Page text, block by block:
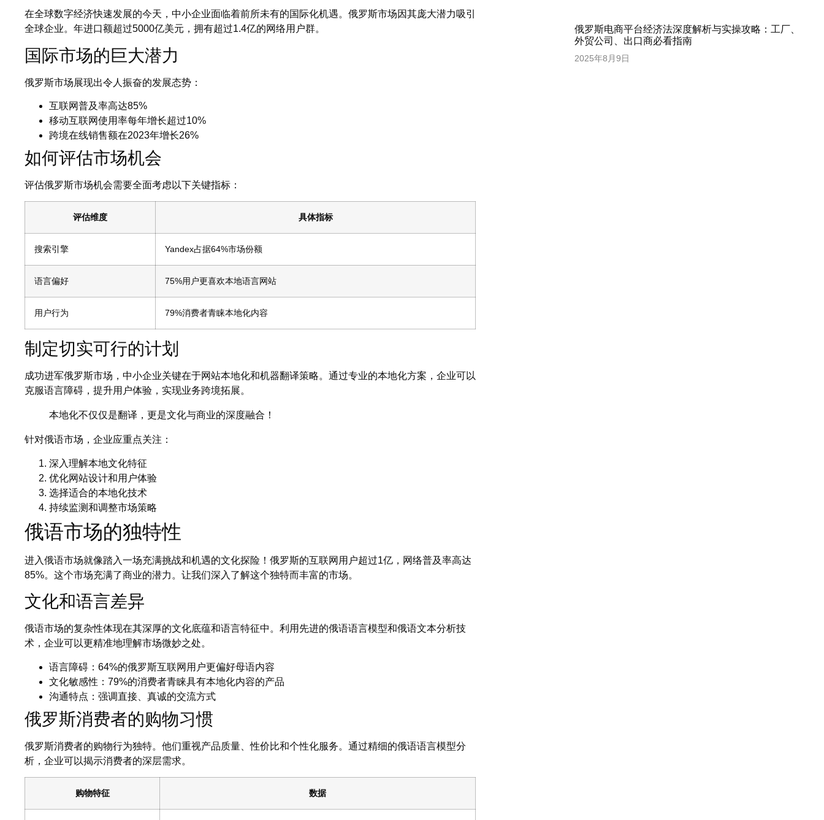
在全球数字经济快速发展的今天，中小企业面临着前所未有的国际化机遇。俄罗斯市场因其庞大潜力吸引
全球企业。年进口额超过5000亿美元，拥有超过1.4亿的网络用户群。
国际市场的巨大潜力
俄罗斯市场展现出令人振奋的发展态势：
互联网普及率高达85%
移动互联网使用率每年增长超过10%
跨境在线销售额在2023年增长26%
如何评估市场机会
评估俄罗斯市场机会需要全面考虑以下关键指标：
评估维度 具体指标
搜索引擎 Yandex占据64%市场份额
语言偏好 75%用户更喜欢本地语言网站
用户行为 79%消费者青睐本地化内容
制定切实可行的计划
成功进军俄罗斯市场，中小企业关键在于网站本地化和机器翻译策略。通过专业的本地化方案，企业可以
克服语言障碍，提升用户体验，实现业务跨境拓展。
本地化不仅仅是翻译，更是文化与商业的深度融合！
针对俄语市场，企业应重点关注：
深入理解本地文化特征
优化网站设计和用户体验
选择适合的本地化技术
持续监测和调整市场策略
俄语市场的独特性
进入俄语市场就像踏入一场充满挑战和机遇的文化探险！俄罗斯的互联网用户超过1亿，网络普及率高达
85%。这个市场充满了商业的潜力。让我们深入了解这个独特而丰富的市场。
文化和语言差异
俄语市场的复杂性体现在其深厚的文化底蕴和语言特征中。利用先进的俄语语言模型和俄语文本分析技
术，企业可以更精准地理解市场微妙之处。
语言障碍：64%的俄罗斯互联网用户更偏好母语内容
文化敏感性：79%的消费者青睐具有本地化内容的产品
沟通特点：强调直接、真诚的交流方式
俄罗斯消费者的购物习惯
俄罗斯消费者的购物行为独特。他们重视产品质量、性价比和个性化服务。通过精细的俄语语言模型分
析，企业可以揭示消费者的深层需求。
购物特征 数据
俄罗斯电商平台经济法深度解析与实操攻略：工厂、
外贸公司、出口商必看指南
2025年8月9日